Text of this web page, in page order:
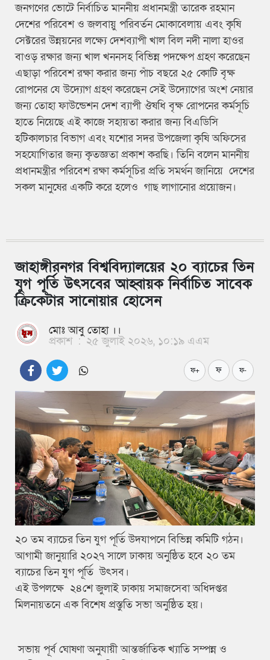
জনগণের ভোটে নির্বাচিত মাননীয় প্রধানমন্ত্রী তারেক রহমান
দেশের পরিবেশ ও জলবায়ু পরিবর্তন মোকাবেলায় এবং কৃষি
সেক্টরের উন্নয়নের লক্ষ্যে দেশব্যাপী খাল বিল নদী নালা হাওর
বাওড় রক্ষার জন্য খাল খননসহ বিভিন্ন পদক্ষেপ গ্রহণ করেছেন
এছাড়া পরিবেশ রক্ষা করার জন্য পাঁচ বছরে ২৫ কোটি বৃক্ষ
রোপনের যে উদ্যোগ গ্রহণ করেছেন সেই উদ্যোগের অংশ নেয়ার
জন্য তোহা ফাউন্ডেশন দেশ ব্যাপী ঔষধি বৃক্ষ রোপনের কর্মসূচি
হাতে নিয়েছে এই কাজে সহায়তা করার জন্য বিএডিসি
হটিকালচার বিভাগ এবং যশোর সদর উপজেলা কৃষি অফিসের
সহযোগিতার জন্য কৃতজ্ঞতা প্রকাশ করছি। তিনি বলেন মাননীয়
প্রধানমন্ত্রীর পরিবেশ রক্ষা কর্মসূচির প্রতি সমর্থন জানিয়ে দেশের
সকল মানুষের একটি করে হলেও গাছ লাগানোর প্রয়োজন।
জাহাঙ্গীরনগর বিশ্ববিদ্যালয়ের ২০ ব্যাচের তিন
যুগ পূর্তি উৎসবের আহ্বায়ক নির্বাচিত সাবেক
ক্রিকেটার সানোয়ার হোসেন
মোঃ আবু তোহা ।।
প্রকাশ : ২৫ জুলাই ২০২৬, ১০:১৯ এএম
ফ+ ফ ফ-
২০ তম ব্যাচের তিন যুগ পূর্তি উদযাপনে বিভিন্ন কমিটি গঠন।
আগামী জানুয়ারি ২০২৭ সালে ঢাকায় অনুষ্ঠিত হবে ২০ তম
ব্যাচের তিন যুগ পূর্তি উৎসব।
এই উপলক্ষে ২৪শে জুলাই ঢাকায় সমাজসেবা অধিদপ্তর
মিলনায়তনে এক বিশেষ প্রস্তুতি সভা অনুষ্ঠিত হয়।
সভায় পূর্ব ঘোষণা অনুযায়ী আন্তর্জাতিক খ্যাতি সম্পন্ন ও